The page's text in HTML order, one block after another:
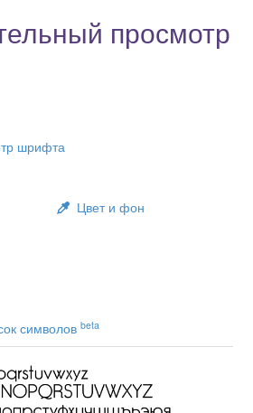
просмотр
шрифта
Цвет и фон
символов beta